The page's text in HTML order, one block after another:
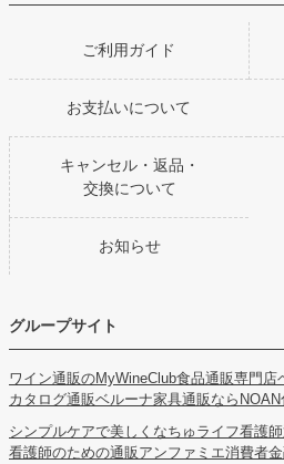
ご利用ガイド
お支払いについて
キャンセル・返品・
交換について
お知らせ
グループサイト
ワイン通販のMyWineClub食品通販専門店
カタログ通販ベルーナ家具通販ならNOAN
シンプルケアで美しくなちゅライフ看護
看護師のための通販アンファミエ消費者